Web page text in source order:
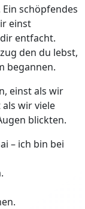
schöpfendes
einst
entfacht.
den du lebst,
begannen.
einst als wir
wir viele
blickten.
– ich bin bei